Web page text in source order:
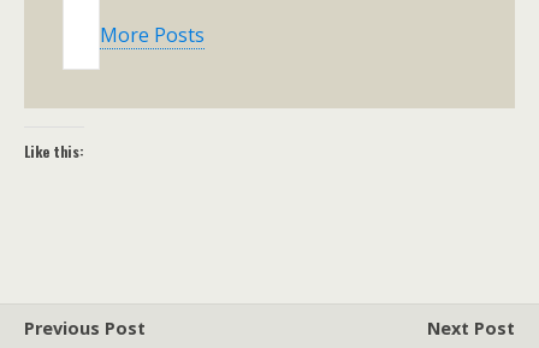
More Posts
Like this:
Previous Post
Next Post